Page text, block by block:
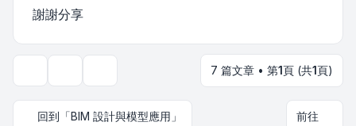
謝謝分享
7 篇文章 • 第1頁 (共1頁)
回到「BIM 設計與模型應用」 前往